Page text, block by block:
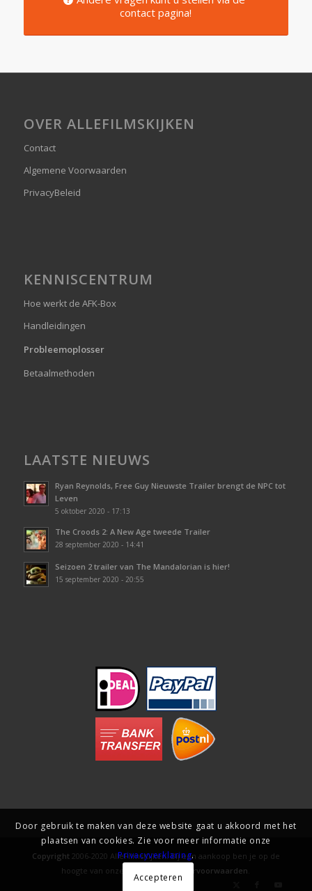
contact pagina!
OVER ALLEFILMSKIJKEN
Contact
Algemene Voorwaarden
PrivacyBeleid
KENNISCENTRUM
Hoe werkt de AFK-Box
Handleidingen
Probleemoplosser
Betaalmethoden
LAATSTE NIEUWS
Ryan Reynolds, Free Guy Nieuwste Trailer brengt de NPC tot
Leven
5 oktober 2020 - 17:13
The Croods 2: A New Age tweede Trailer
28 september 2020 - 14:41
Seizoen 2 trailer van The Mandalorian is hier!
15 september 2020 - 20:55
Copyright2006-2020 AlleFilmsKijken. Bij een aankoop ben je op de
hoogte van onze
gebruiks- en levervoorwaarden.
Door gebruik te maken van deze website gaat u akkoord met het
plaatsen van cookies. Zie voor meer informatie onze
Privacyverklaring.
Accepteren